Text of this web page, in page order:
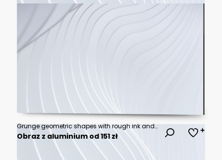
Grunge geometric shapes with rough ink and linocut grain texture. Dark grunge shape set with brush frame including triangle, diamond, arch and oval. Hand drawn vector elements for sticker and tag
Obraz z aluminium od 151 zł